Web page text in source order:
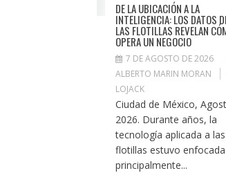
DE LA UBICACIÓN A LA
INTELIGENCIA: LOS DATOS
LAS FLOTILLAS REVELAN
OPERA UN NEGOCIO
7 DE AGOSTO DE 2026
ALBERTO MARIN MORAN
LOJACK
Ciudad de México,
2026. Durante años, la
tecnología aplicada a las
flotillas estuvo enfocada
principalmente...